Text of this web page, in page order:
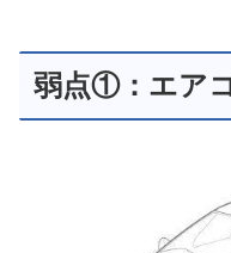
弱点①：エア